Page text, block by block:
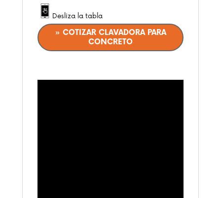
Desliza la tabla
» COTIZAR CLAVADORA PARA
CONCRETO